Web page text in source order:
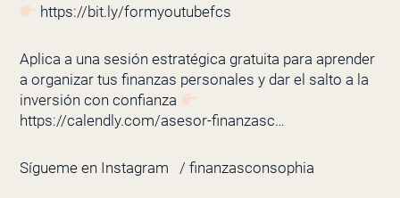
https://bit.ly/formyoutubefcs
Aplica a una sesión estratégica gratuita para aprender
a organizar tus finanzas personales y dar el salto a la
inversión con confianza
https://calendly.com/asesor-finanzasc…
Sígueme en Instagram / finanzasconsophia